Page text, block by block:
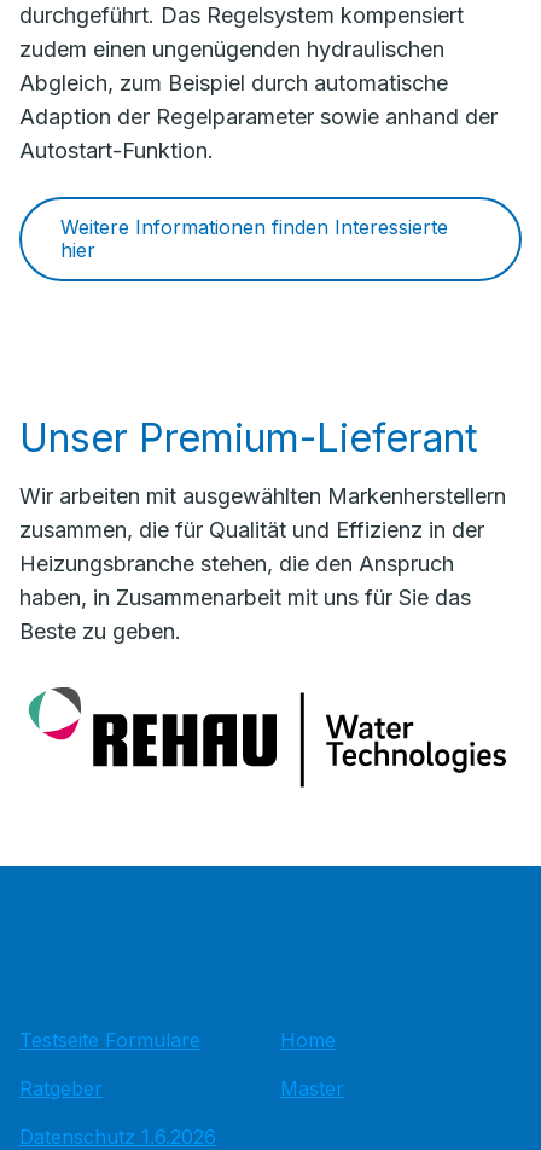
durchgeführt. Das Regelsystem kompensiert
zudem einen ungenügenden hydraulischen
Abgleich, zum Beispiel durch automatische
Adaption der Regelparameter sowie anhand der
Autostart-Funktion.
Weitere Informationen finden Interessierte
hier
Unser Premium-Lieferant
Wir arbeiten mit ausgewählten Markenherstellern
zusammen, die für Qualität und Effizienz in der
Heizungsbranche stehen, die den Anspruch
haben, in Zusammenarbeit mit uns für Sie das
Beste zu geben.
Testseite Formulare
Ratgeber
Datenschutz 1.6.2026
Home
Master